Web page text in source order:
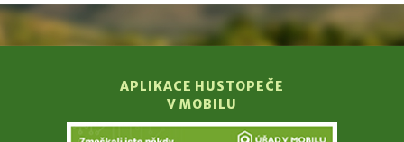
APLIKACE HUSTOPEČE
V MOBILU